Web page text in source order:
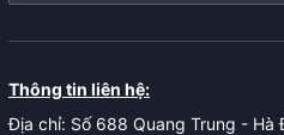
Thông tin liên hệ:
Địa chỉ: Số 688 Quang Trung - Hà